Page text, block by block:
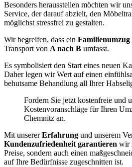
Besonders herausstellen möchten wir
Service, der darauf abzielt, den
möglichst stressfrei zu gestalten.
Wir begreifen, dass ein Familienumzug
Transport von A nach B umfasst.
Es symbolisiert den Start eines neuen
Daher legen wir Wert auf einen
behutsame Behandlung all Ihrer
Fordern Sie jetzt kostenfreie und
Kostenvoranschläge für Ihren
Chemnitz⁠ an.
Mit unsererErfahrung und unserem
Kundenzufriedenheit garantieren wir
Preise, sondern auch einen
auf Ihre Bedürfnisse zugeschnitten ist.